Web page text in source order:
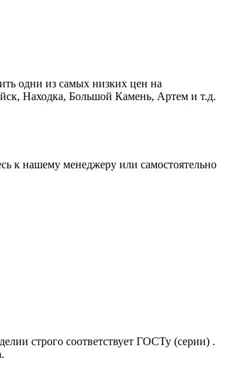
одни из самых низких цен на
Находка, Большой Камень, Артем и т.д.
к нашему менеджеру или самостоятельно
строго соответствует ГОСТу (серии) .